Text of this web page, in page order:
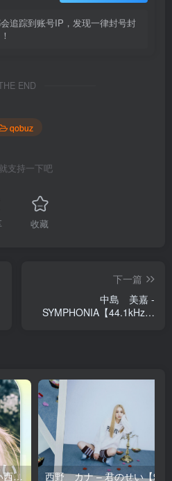
追踪到账号IP，发现一律封号封
END
qobuz
支持一下吧
收藏
下一篇
中島 美嘉 -
SYMPHONIA【44.1kHz／
西野 カナ – 夏に聴きたい西野カナ2026【44.1kHz／16bit】日本区